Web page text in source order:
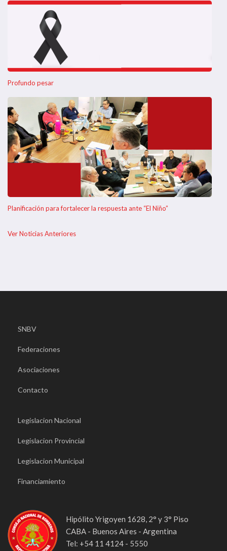
Profundo pesar
Planificación para fortalecer la respuesta ante “El Niño”
Ver Noticias Anteriores
SNBV
Federaciones
Asociaciones
Contacto
Legislacion Nacional
Legislacion Provincial
Legislacion Municipal
Financiamiento
Hipólito Yrigoyen 1628, 2° y 3° Piso
CABA - Buenos Aires - Argentina
Tel: +54 11 4124 - 5550